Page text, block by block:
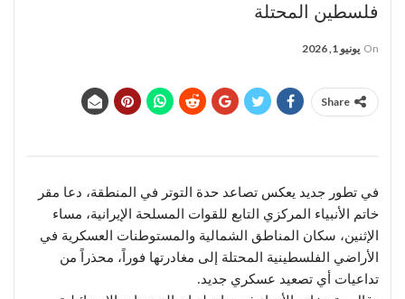
فلسطين المحتلة
On يونيو 1, 2026
Share
في تطور جديد يعكس تصاعد حدة التوتر في المنطقة، دعا مقر
خاتم الأنبياء المركزي التابع للقوات المسلحة الإيرانية، مساء
الإثنين، سكان المناطق الشمالية والمستوطنات العسكرية في
الأراضي الفلسطينية المحتلة إلى مغادرتها فوراً، محذراً من
تداعيات أي تصعيد عسكري جديد.